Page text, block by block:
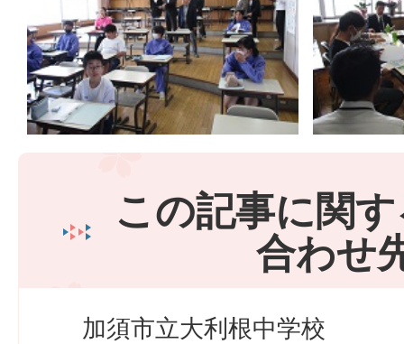
この記事に関
合わせ
加須市立大利根中学校